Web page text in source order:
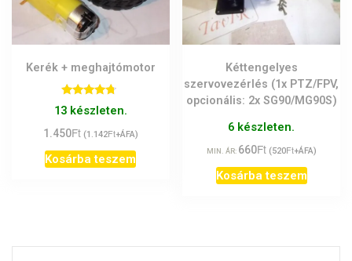
Kerék + meghajtómotor
Értékelés:
4.50
13 készleten.
1.450Ft (1.142Ft+ÁFA)
Kosárba teszem
Kéttengelyes
szervovezérlés (1x PTZ/FPV,
opcionális: 2x SG90/MG90S)
6 készleten.
MIN. ÁR: 660Ft (520Ft+ÁFA)
Kosárba teszem